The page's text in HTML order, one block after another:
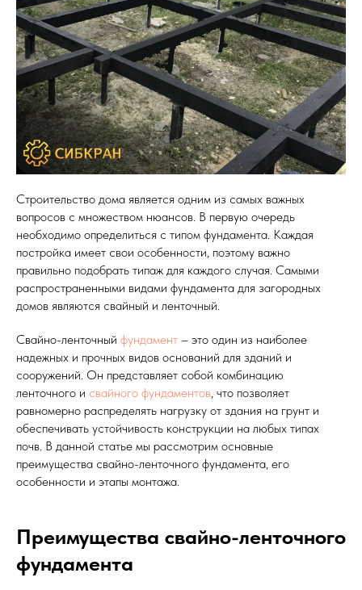
Строительство дома является одним из самых важных
вопросов с множеством нюансов. В первую очередь
необходимо определиться с типом фундамента. Каждая
постройка имеет свои особенности, поэтому важно
правильно подобрать типаж для каждого случая. Самыми
распространенными видами фундамента для загородных
домов являются свайный и ленточный.
Свайно-ленточный фундамент – это один из наиболее
надежных и прочных видов оснований для зданий и
сооружений. Он представляет собой комбинацию
ленточного и свайного фундаментов , что позволяет
равномерно распределять нагрузку от здания на грунт и
обеспечивать устойчивость конструкции на любых типах
почв. В данной статье мы рассмотрим основные
преимущества свайно-ленточного фундамента, его
особенности и этапы монтажа.
Преимущества свайно-ленточного
фундамента